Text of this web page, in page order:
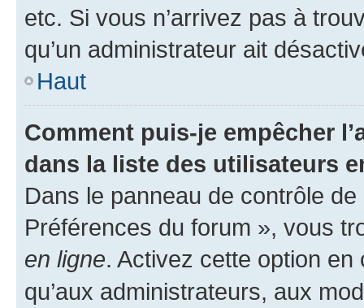
etc. Si vous n’arrivez pas à
qu’un administrateur ait
Haut
Comment puis-je empêcher
dans la liste des utilisateurs
Dans le panneau de contrôle
Préférences du forum », vous
en ligne. Activez cette option
qu’aux administrateurs, aux